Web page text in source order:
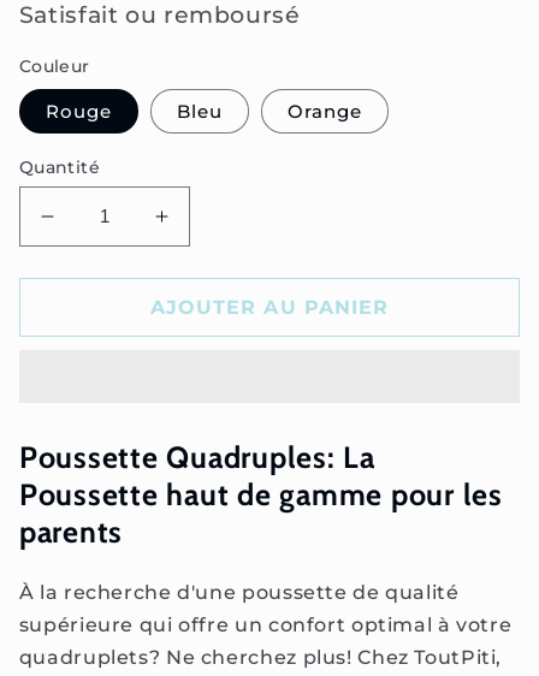
Satisfait ou remboursé
Couleur
Rouge Bleu Orange
Quantité
Réduire
la
quantité
Poussette
Augmenter
la
quantité
de
Poussette
AJOUTER AU PANIER
Poussette Quadruples: La
Poussette haut de gamme pour les
parents
À la recherche d'une poussette de qualité
supérieure qui offre un confort optimal à votre
quadruplets? Ne cherchez plus! Chez ToutPiti,